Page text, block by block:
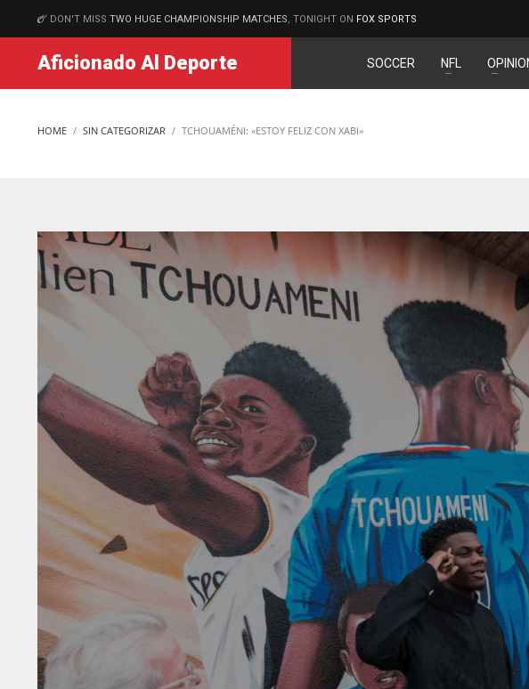
MATCHES
DON'T MISS TWO HUGE CHAMPIONSHIP MATCHES , TONIGHT ON FOX SPORTS
Aficionado Al Deporte SOCCER NFL
HOME SIN CATEGORIZAR TCHOUAMÉNI: «ESTOY FELIZ CON XABI»